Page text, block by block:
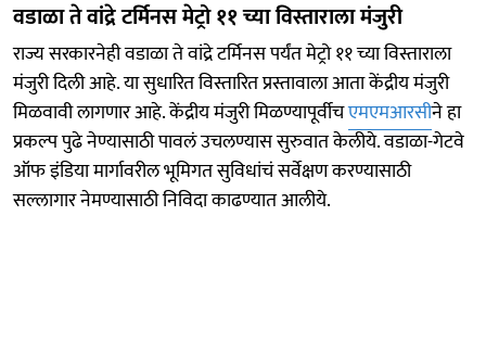
वडाळा ते वांद्रे टर्मिनस मेट्रो ११ च्या विस्ताराला मंजुरी
राज्य सरकारनेही वडाळा ते वांद्रे टर्मिनस पर्यंत मेट्रो ११ च्या विस्ताराला
मंजुरी दिली आहे. या सुधारित विस्तारित प्रस्तावाला आता केंद्रीय मंजुरी
मिळवावी लागणार आहे. केंद्रीय मंजुरी मिळण्यापूर्वीचएमएमआरसीने हा
प्रकल्प पुढे नेण्यासाठी पावलं उचलण्यास सुरुवात केलीये. वडाळा-गेटवे
ऑफ इंडिया मार्गावरील भूमिगत सुविधांचं सर्वेक्षण करण्यासाठी
सल्लागार नेमण्यासाठी निविदा काढण्यात आलीये.